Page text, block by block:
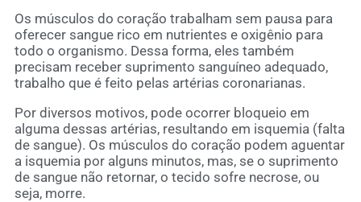
Os músculos do coração trabalham sem pausa para
oferecer sangue rico em nutrientes e oxigênio para
todo o organismo. Dessa forma, eles também
precisam receber suprimento sanguíneo adequado,
trabalho que é feito pelas artérias coronarianas.
Por diversos motivos, pode ocorrer bloqueio em
alguma dessas artérias, resultando em isquemia (falta
de sangue). Os músculos do coração podem aguentar
a isquemia por alguns minutos, mas, se o suprimento
de sangue não retornar, o tecido sofre necrose, ou
seja, morre.